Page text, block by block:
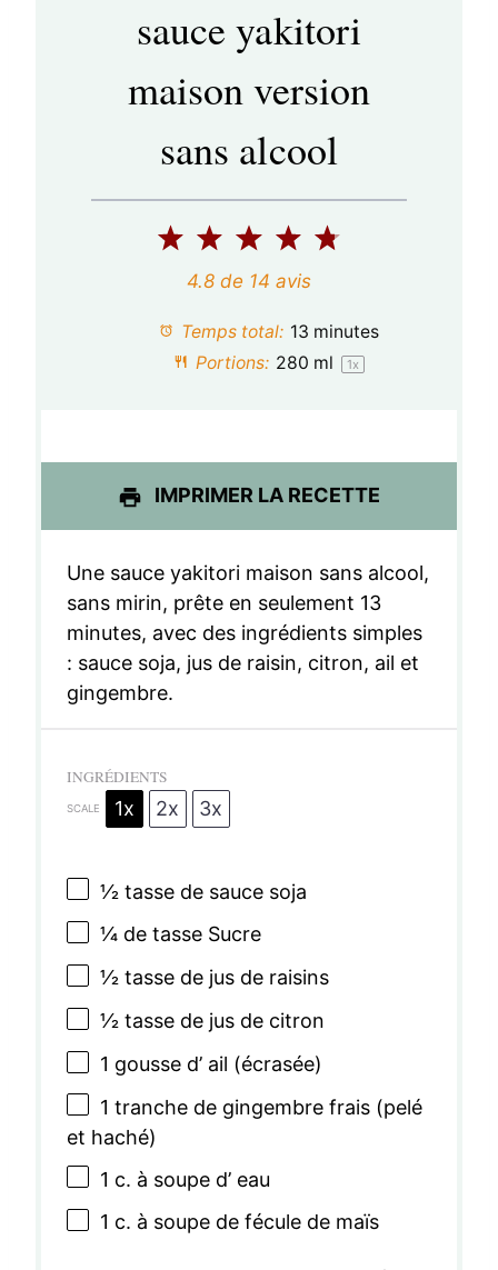
sauce yakitori
maison version
sans alcool
5
t
o
e
s
4
é
t
o
e
s
3
é
t
o
e
s
2
é
t
o
e
s
1
é
t
o
e
4.8de 14 avis
Temps total: 13 minutes
Portions: 280 ml 1x
IMPRIMER LA RECETTE
Une sauce yakitori maison sans alcool,
sans mirin, prête en seulement 13
minutes, avec des ingrédients simples
: sauce soja, jus de raisin, citron, ail et
gingembre.
INGRÉDIENTS
SCALE 1x 2x 3x
1⁄2 tasse de sauce soja
1⁄4de tasse Sucre
1⁄2tasse de jus de raisins
1⁄2 tasse de jus de citron
1 gousse d’ ail (écrasée)
1 tranche de gingembre frais (pelé
et haché)
1 c. à soupe d’ eau
1 c. à soupe de fécule de maïs